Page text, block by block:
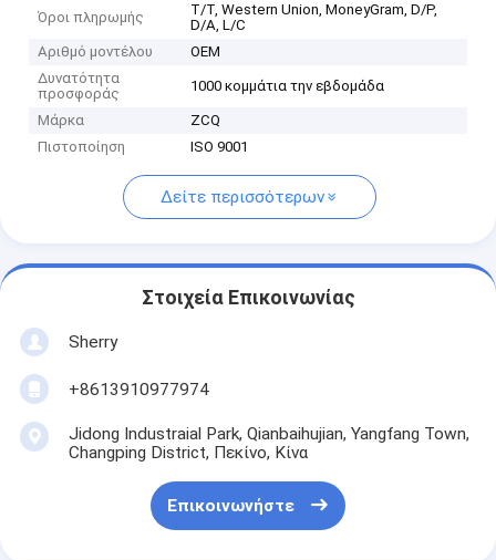
Όροι πληρωμής
T/T, Western Union, MoneyGram, D/P,
D/A, L/C
Αριθμό μοντέλου
OEM
Δυνατότητα
προσφοράς
1000 κομμάτια την εβδομάδα
Μάρκα
ZCQ
Πιστοποίηση
ISO 9001
Δείτε περισσότερων
Στοιχεία Επικοινωνίας
Sherry
+8613910977974
Jidong Industraial Park, Qianbaihujian, Yangfang Town,
Changping District, Πεκίνο, Κίνα
Επικοινωνήστε